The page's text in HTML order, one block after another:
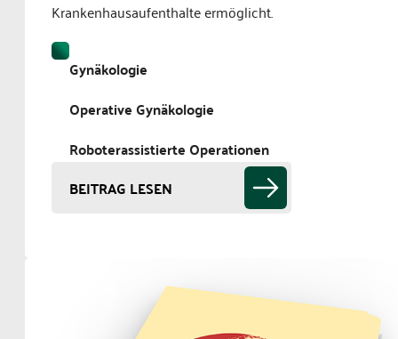
Krankenhausaufenthalte ermöglicht.
Gynäkologie
Operative Gynäkologie
Roboterassistierte Operationen
BEITRAG LESEN